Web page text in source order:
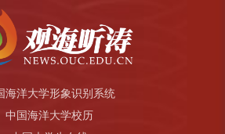
海洋大学形象识别系统
中国海洋大学校历